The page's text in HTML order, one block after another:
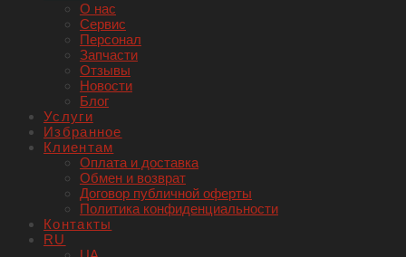
О нас
Сервис
Персонал
Запчасти
Отзывы
Новости
Блог
Услуги
Избранное
Клиентам
Оплата и доставка
Обмен и возврат
Договор публичной оферты
Политика конфиденциальности
Контакты
RU